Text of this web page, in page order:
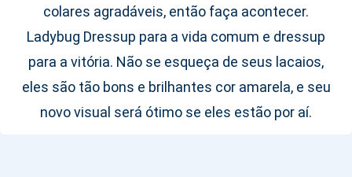
colares agradáveis, então faça acontecer.
Ladybug Dressup para a vida comum e dressup
para a vitória. Não se esqueça de seus lacaios,
eles são tão bons e brilhantes cor amarela, e seu
novo visual será ótimo se eles estão por aí.